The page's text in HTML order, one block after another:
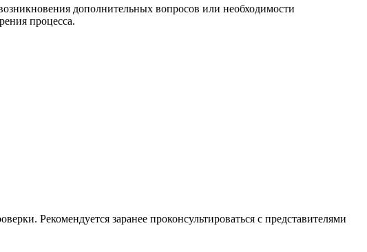
дополнительных вопросов или необходимости
процесса.
Рекомендуется заранее проконсультироваться с представителями